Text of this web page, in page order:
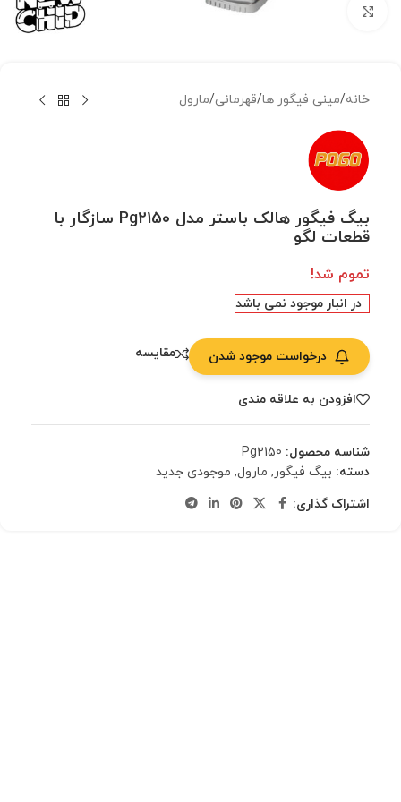
خانه/مینی فیگور ها/قهرمانی/مارول
بیگ فیگور هالک باستر مدل Pg2150 سازگار با
قطعات لگو
تموم شد!
در انبار موجود نمی باشد
درخواست موجود شدن مقایسه
افزودن به علاقه مندی
شناسه محصول: Pg2150
دسته: بیگ فیگور, مارول, موجودی جدید
اشتراک گذاری: